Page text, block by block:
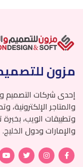
مزون
إحدى شركات التصميم
والمتاجر الإلكترونية،
والإمارات ودول الخليج.